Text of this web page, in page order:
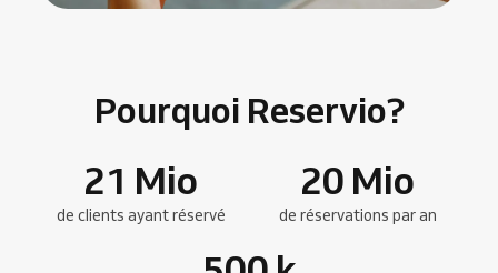
Pourquoi Reservio?
21 Mio
de clients ayant réservé
20 Mio
de réservations par an